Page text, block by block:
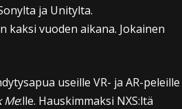
ja Unitylta.
vuoden aikana. Jokainen
useille VR- ja AR-peleille
Me:lle. Hauskimmaksi NXS:ltä